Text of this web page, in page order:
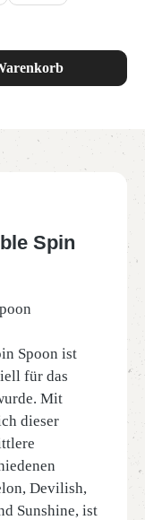
Wert
Spin
Spoon ist
für das
Mit
dieser
Devilish,
Sunshine, ist